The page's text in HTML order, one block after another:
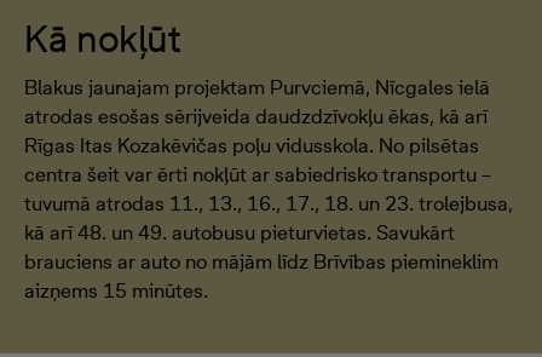
Kā nokļūt
Blakus jaunajam projektam Purvciemā, Nīcgales ielā
atrodas esošas sērijveida daudzdzīvokļu ēkas, kā arī
Rīgas Itas Kozakēvičas poļu vidusskola. No pilsētas
centra šeit var ērti nokļūt ar sabiedrisko transportu –
tuvumā atrodas 11., 13., 16., 17., 18. un 23. trolejbusa,
kā arī 48. un 49. autobusu pieturvietas. Savukārt
brauciens ar auto no mājām līdz Brīvības piemineklim
aizņems 15 minūtes.